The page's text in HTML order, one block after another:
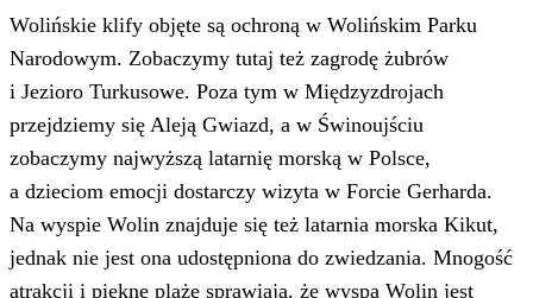
Wolińskie klify objęte są ochroną w Wolińskim Parku
Narodowym. Zobaczymy tutaj też zagrodę żubrów
i Jezioro Turkusowe. Poza tym w Międzyzdrojach
przejdziemy się Aleją Gwiazd, a w Świnoujściu
zobaczymy najwyższą latarnię morską w Polsce,
a dzieciom emocji dostarczy wizyta w Forcie Gerharda.
Na wyspie Wolin znajduje się też latarnia morska Kikut,
jednak nie jest ona udostępniona do zwiedzania. Mnogość
atrakcji i piękne plaże sprawiają, że wyspa Wolin jest